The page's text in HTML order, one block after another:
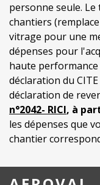
personne seule.
chantiers
vitrage pour une
dépenses pour
haute
déclaration du
déclaration de
n°2042- RICI, à
les dépenses que
chantier